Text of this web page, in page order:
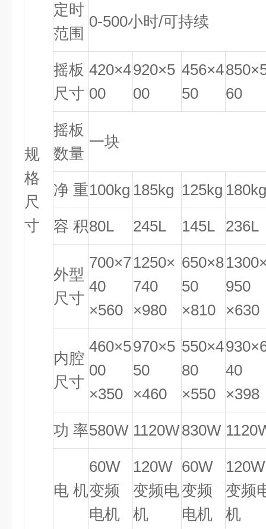
规
格
尺
寸
定时
范围
0-500小时/可持续
摇板
尺寸
420×4
00
920×5
00
456×4
50
60
摇板
数量
一块
净 重100kg 185kg 125kg 180kg
容 积80L 245L 145L 236L
外型
尺寸
700×7
40
×560
1250×
740
×980
650×8
50
×810
950
×630
内腔
尺寸
460×5
00
×350
970×5
50
×460
550×4
80
×550
40
×398
功 率580W 1120W830W
电 机
60W
变频
电机
120W
变频电
机
60W
变频
电机
120W
变频
机